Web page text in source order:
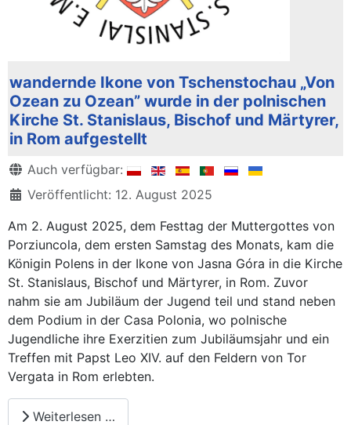
wandernde Ikone von Tschenstochau „Von
Ozean zu Ozean” wurde in der polnischen
Kirche St. Stanislaus, Bischof und Märtyrer,
in Rom aufgestellt
Details
Auch verfügbar:
Veröffentlicht: 12. August 2025
Am 2. August 2025, dem Festtag der Muttergottes von
Porziuncola, dem ersten Samstag des Monats, kam die
Königin Polens in der Ikone von Jasna Góra in die Kirche
St. Stanislaus, Bischof und Märtyrer, in Rom. Zuvor
nahm sie am Jubiläum der Jugend teil und stand neben
dem Podium in der Casa Polonia, wo polnische
Jugendliche ihre Exerzitien zum Jubiläumsjahr und ein
Treffen mit Papst Leo XIV. auf den Feldern von Tor
Vergata in Rom erlebten.
Weiterlesen …